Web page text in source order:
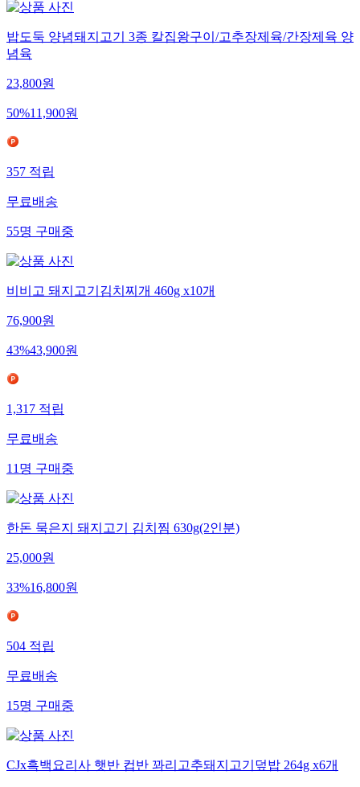
밥도둑 양념돼지고기 3종 칼집왕구이/고추장제육/간장제육 양
념육
23,800원
50%11,900원
357적립
무료배송
55명구매중
비비고 돼지고기김치찌개 460g x10개
76,900원
43%43,900원
1,317적립
무료배송
11명구매중
한돈 묵은지 돼지고기 김치찜 630g(2인분)
25,000원
33%16,800원
504적립
무료배송
15명구매중
CJx흑백요리사 햇반 컵반 꽈리고추돼지고기덮밥 264g x6개